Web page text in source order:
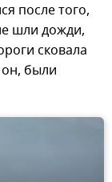
после того,
шли дожди,
сковала
он, были